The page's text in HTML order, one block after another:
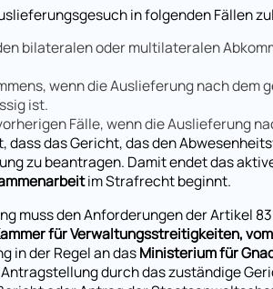
in folgenden Fällen
bilateralen oder multilateralen
wenn die Auslieferung nach
ist.
Fälle, wenn die Auslieferung
dass das Gericht, das den
zu beantragen. Damit endet das
im Strafrecht beginnt.
muss den Anforderungen der Artikel
für Verwaltungsstreitigkeiten, vom
in der Regel an dasMinisterium für
durch das zuständige